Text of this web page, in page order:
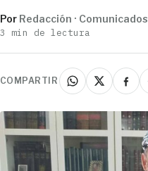
Por Redacción · Comunicados
3 min de lectura
COMPARTIR